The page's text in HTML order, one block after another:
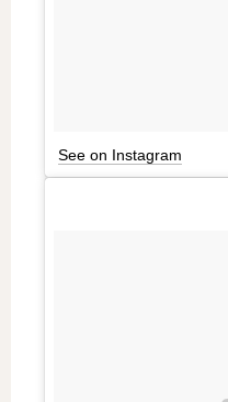
See on Instagram